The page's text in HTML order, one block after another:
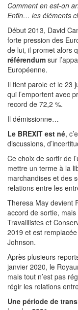
Comment en est-on
Enfin… les éléments
Début 2013, David
forte pression des
de lui, il promet alors
référendum sur
Européenne.
Il tient parole et le 23
qui l’emportent avec
record de 72,2 %.
Il démissionne…
Le BREXIT est né,
discussions,
Ce choix de sortir de
mettre un terme à la
marchandises et des
relations entre les
Theresa May devient
accord de sortie,
Travaillistes et
2019 et est
Johnson.
Après plusieurs
janvier 2020, le
mais tout n’est pas
régir les relations
Une période de